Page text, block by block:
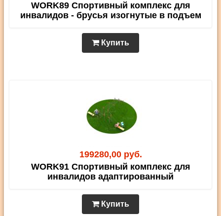
WORK89 Спортивный комплекс для
инвалидов - брусья изогнутые в подъем
Купить
199280,00 руб.
WORK91 Спортивный комплекс для
инвалидов адаптированный
Купить